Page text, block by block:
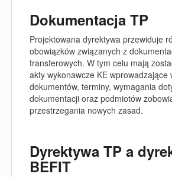
Dokumentacja TP
Projektowana dyrektywa przewiduje
obowiązków związanych z
transferowych. W tym celu mają
akty wykonawcze KE wprowadzające
dokumentów, terminy, wymagania
dokumentacji oraz podmiotów
przestrzegania nowych zasad.
Dyrektywa TP a
BEFIT